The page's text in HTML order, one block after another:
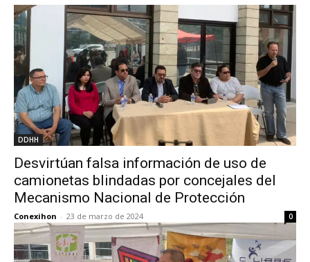
DDHH
Desvirtúan falsa información de uso de
camionetas blindadas por concejales del
Mecanismo Nacional de Protección
Conexihon - 23 de marzo de 2024 0